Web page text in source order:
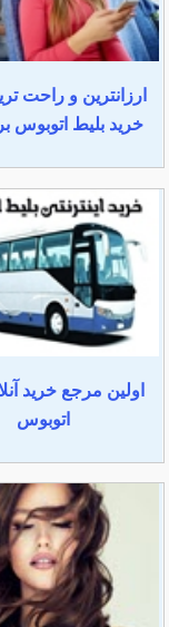
ارزانترین و راحت
خرید بلیط اتوبوس
اولین مرجع خرید
اتوبوس